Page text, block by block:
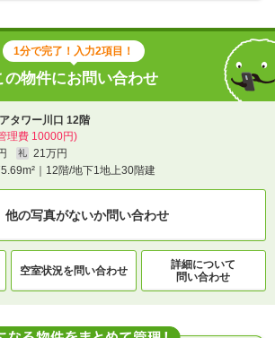
1分で完了！入力2項目！
の物件にお問い合わせ
タワー川口 12階
理費 10000円)
礼
21万円
｜12階/地下1地上30階建
他の写真がないか問い合わせ
空室状況を問い合わせ
詳細について
問い合わせ